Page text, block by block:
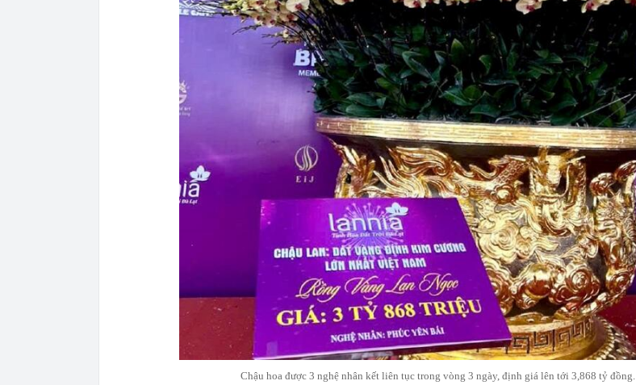
Chậu hoa được 3 nghệ nhân kết liên tục trong vòng 3 ngày, định giá lên tới 3,868 tỷ đồng.